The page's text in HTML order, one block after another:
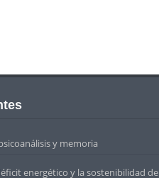
y memoria
energético y la sostenibilidad de